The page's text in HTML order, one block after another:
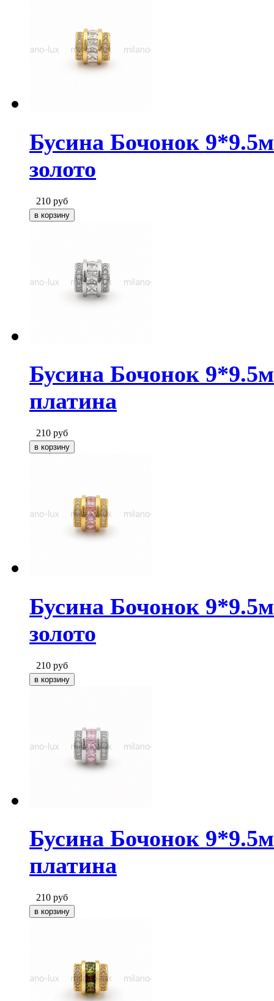
Бусина Бочонок
золото
210 руб
Бусина Бочонок
платина
210 руб
Бусина Бочонок
золото
210 руб
Бусина Бочонок
платина
210 руб